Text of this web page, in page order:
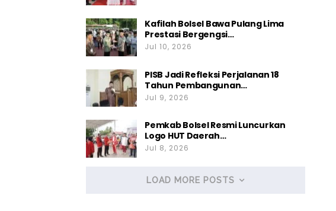
Kafilah Bolsel Bawa Pulang Lima
Prestasi Bergengsi…
Jul 10, 2026
PISB Jadi Refleksi Perjalanan 18
Tahun Pembangunan…
Jul 9, 2026
Pemkab Bolsel Resmi Luncurkan
Logo HUT Daerah…
Jul 8, 2026
LOAD MORE POSTS